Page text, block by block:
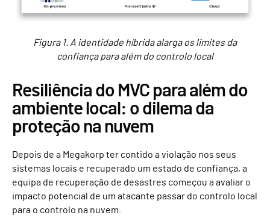
Figura 1. A identidade híbrida alarga os limites da
confiança para além do controlo local
Resiliência do MVC para além do
ambiente local: o dilema da
proteção na nuvem
Depois de a Megakorp ter contido a violação nos seus
sistemas locais e recuperado um estado de confiança, a
equipa de recuperação de desastres começou a avaliar o
impacto potencial de um atacante passar do controlo local
para o controlo na nuvem.